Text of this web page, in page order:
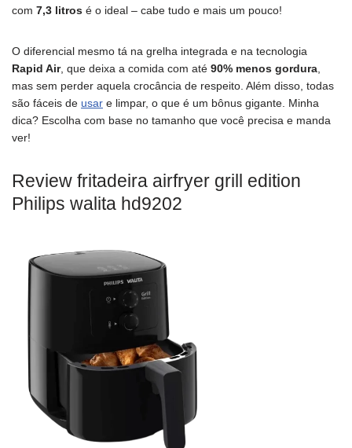
com 7,3 litros é o ideal – cabe tudo e mais um pouco!
O diferencial mesmo tá na grelha integrada e na tecnologia
Rapid Air, que deixa a comida com até 90% menos gordura
mas sem perder aquela crocância de respeito. Além disso, todas
são fáceis de usar e limpar, o que é um bônus gigante. Minha
dica? Escolha com base no tamanho que você precisa e manda
ver!
Review fritadeira airfryer grill edition
Philips walita hd9202